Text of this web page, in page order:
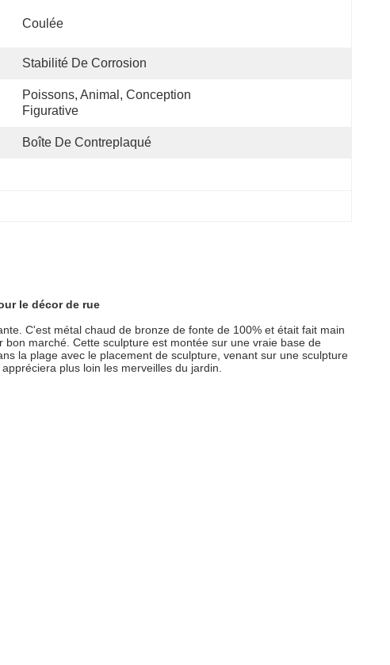
Coulée
Stabilité De Corrosion
Poissons, Animal, Conception
Figurative
Boîte De Contreplaqué
le décor de rue
C'est métal chaud de bronze de fonte de 100% et était fait main
marché. Cette sculpture est montée sur une vraie base de
la plage avec le placement de sculpture, venant sur une sculpture
plus loin les merveilles du jardin.